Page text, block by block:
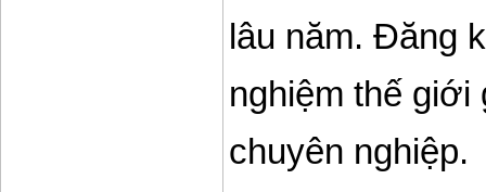
lâu năm. Đăng
nghiệm thế
chuyên nghiệp.